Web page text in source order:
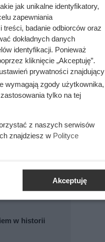
Sprawdź
w historii
jak unikalne identyfikatory,
zapewniania
badanie odbiorców oraz
dokładnych danych
identyfikacji. Ponieważ
kliknięcie „Akceptuję”.
prywatności znajdujący
wymagają zgody użytkownika,
tylko na tej
z naszych serwisów
znajdziesz w Polityce
Akceptuję